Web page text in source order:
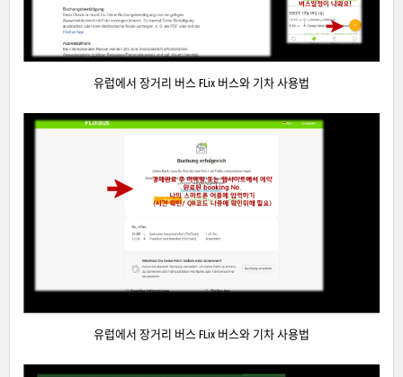
유럽에서 장거리 버스 FLix 버스와 기차 사용법
유럽에서 장거리 버스 FLix 버스와 기차 사용법